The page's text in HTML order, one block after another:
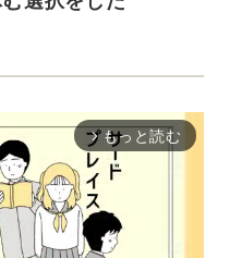
arrow_forward_ios もっと読む